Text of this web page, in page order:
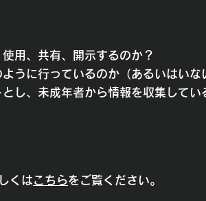
用、共有、開示するのか？
うに行っているのか（あるいはいな
し、未成年者から情報を収集してい
くはこちらをご覧ください。